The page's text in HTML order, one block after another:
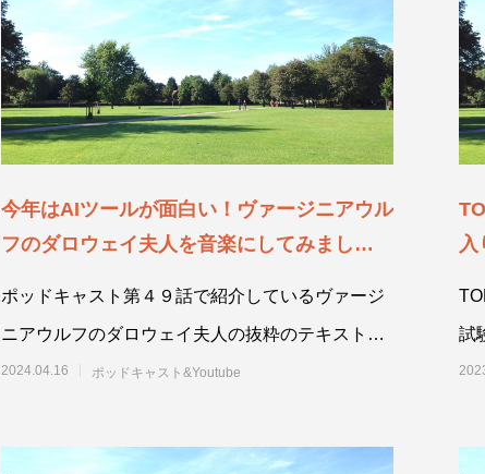
今年はAIツールが面白い！ヴァージニアウル
フのダロウェイ夫人を音楽にしてみました
ポッドキャスト第４９話で紹介しているヴァージ
ニアウルフのダロウェイ夫人の抜粋のテキストで
す。ポッドキャストは、apple podca
2024.04.16 ポッドキャスト&Youtube
入
試
を